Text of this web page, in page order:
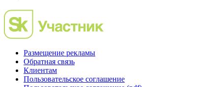
Размещение рекламы
Обратная связь
Клиентам
Пользовательское соглашение